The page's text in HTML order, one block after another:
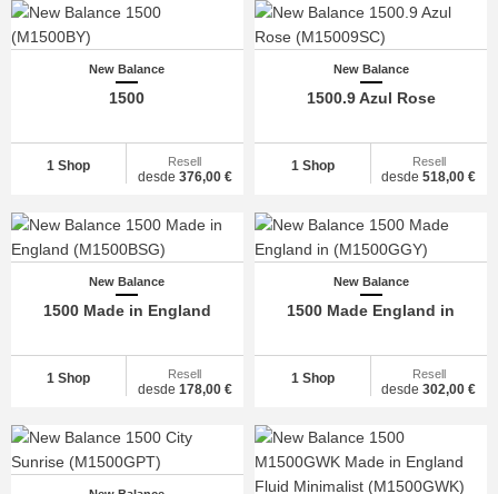
New Balance
1500
1 Shop
Resell
desde 376,00 €
New Balance
1500.9 Azul Rose
1 Shop
Resell
desde 518,00 €
New Balance
1500 Made in England
1 Shop
Resell
desde 178,00 €
New Balance
1500 Made England in
1 Shop
Resell
desde 302,00 €